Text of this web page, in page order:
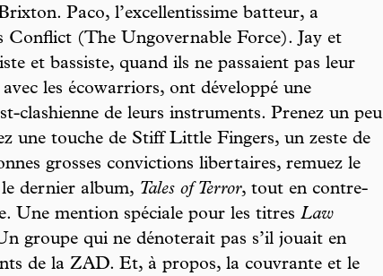
Paco, l’excellentissime batteur, a
Conflict (The Ungovernable Force). Jay et
et bassiste, quand ils ne passaient pas leur
les écowarriors, ont développé une
clashienne de leurs instruments. Prenez un peu
une touche de Stiff Little Fingers, un zeste de
grosses convictions libertaires, remuez le
dernier album, Tales of Terror, tout en contre-
Une mention spéciale pour les titres Law
groupe qui ne dénoterait pas s’il jouait en
de la ZAD. Et, à propos, la couvrante et le